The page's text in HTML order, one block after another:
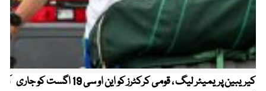
کیریبین پریمیئر لیگ ، قومی کرکٹرز کو این او سی 19 اگست کو جاری